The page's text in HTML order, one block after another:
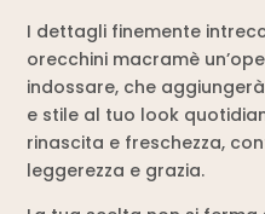
I dettagli finemente
orecchini macramè
indossare, che
e stile al tuo look
rinascita e freschezza,
leggerezza e grazia.